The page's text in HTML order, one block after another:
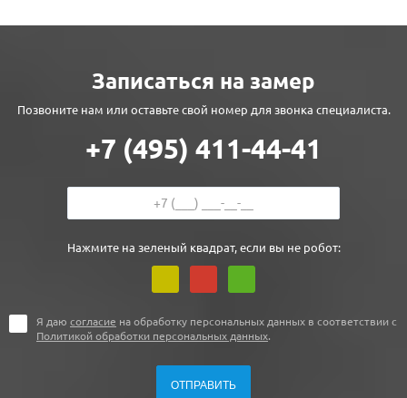
Записаться на замер
Позвоните нам или оставьте свой номер для звонка специалиста.
+7 (495) 411-44-41
Нажмите на зеленый квадрат, если вы не робот:
Я даю согласие на обработку персональных данных в соответствии с
Политикой обработки персональных данных.